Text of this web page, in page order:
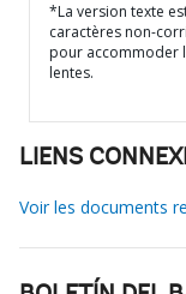
*La version texte
caractères non-
pour accommoder
lentes.
LIENS
Voir les documents